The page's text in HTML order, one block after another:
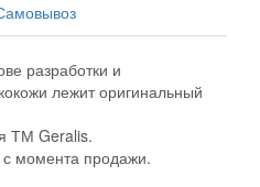
разработки и
лежит оригинальный
ТМ Geralis.
с момента продажи.